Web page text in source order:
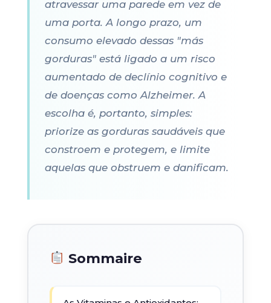
atravessar uma parede em vez de
uma porta. A longo prazo, um
consumo elevado dessas "más
gorduras" está ligado a um risco
aumentado de declínio cognitivo e
de doenças como Alzheimer. A
escolha é, portanto, simples:
priorize as gorduras saudáveis que
constroem e protegem, e limite
aquelas que obstruem e danificam.
Sommaire